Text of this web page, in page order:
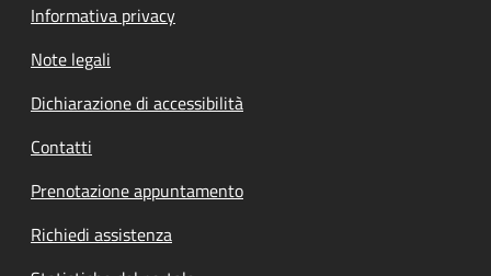
Informativa privacy
Note legali
Dichiarazione di accessibilità
Contatti
Prenotazione appuntamento
Richiedi assistenza